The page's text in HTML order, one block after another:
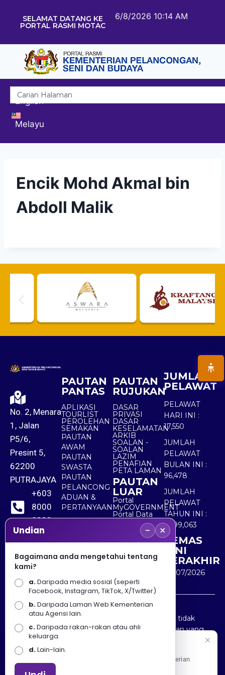
SELAMAT DATANG KE
PORTAL RASMI MOTAC
6/8/2026 10:14 AM
English
Melayu
Encik Mohd Akmal bin
Abdoll Malik
No. 2, Menara
1, Jalan
P5/6,
Presint 5,
62200
PUTRAJAYA
+603
8000
8000
+603
8891
7100
PAUTAN
PANTAS
APLIKASI
TOURLIST
PEROLEHAN
SEMAKAN
PAUTAN
AWAM
PAUTAN
SWASTA
PAUTAN
PELANCONG
ADUAN &
PERTANYAAN
PAUTAN
RUJUKAN
DASAR
PRIVASI
DASAR
KESELAMATAN
ARKIB
SOALAN -
SOALAN
LAZIM
PENAFIAN
PETA LAMAN
PAUTAN
LUAR
Portal
MyGOVERNMENT
Portal Data
Terbuka
Sektor Awam
JUMLAH
PELAWAT
PELAWAT
HARI INI :
17,550
JUMLAH
PELAWAT
BULAN INI :
96,478
JUMLAH
PELAWAT
TAHUN INI :
5,499,063
KEMAS
KINI
TERAKHIR
30/07/2026
Penafian : Kerajaan Malaysia dan Kementerian
Pelancongan Seni dan Budaya (MOTAC) adalah tidak
bertanggungjawab atas kehilangan atau kerugian yang
disebabkan oleh penggunaan mana-mana maklumat
yang diperolehi dari portal ini.
Undian − ×
Bagaimana anda mengetahui tentang
kami?
a.Daripada media sosial (seperti
Facebook, Instagram, TikTok, X/Twitter)
b.Daripada Laman Web Kementerian
atau Agensi lain.
c.Daripada rakan-rakan atau ahli
keluarga.
d.Lain-lain.
Apa Khabar! Selamat datang ke Portal Rasmi Kementerian
Pelancongan, Seni dan Budaya